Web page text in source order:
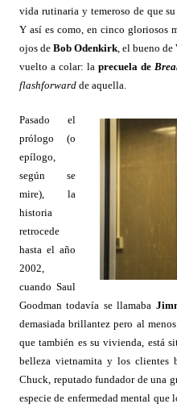
vida rutinaria y temeroso de que
Y así es como, en cinco gloriosos
ojos de Bob Odenkirk, el bueno de
vuelto a colar: la precuela de
flashforwardde aquella.
Pasado el
prólogo (o
epílogo,
según se
mire), la
historia
retrocede
hasta el año
2002,
cuando Saul
Goodman todavía se llamaba
demasiada brillantez pero al
que también es su vivienda, está
belleza vietnamita y los clientes
Chuck, reputado fundador de una
especie de enfermedad mental